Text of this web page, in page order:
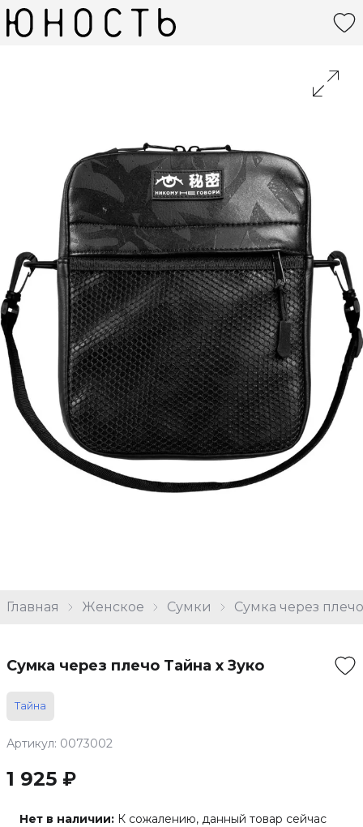
Главная Женское Сумки Сумка через
Сумка через плечо Тайна х Зуко
Тайна
Артикул: 0073002
1 925 ₽
Нет в наличии: К сожалению, данный товар сейчас